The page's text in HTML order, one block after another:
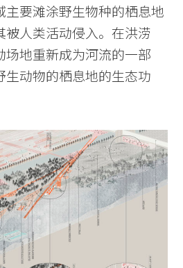
主要滩涂野生物种的栖息地
被人类活动侵入。在洪涝
场地重新成为河流的一部
生动物的栖息地的生态功